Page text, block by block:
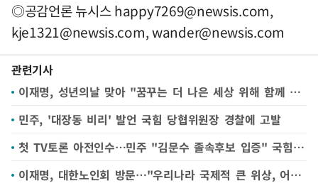
◎공감언론 뉴시스happy7269@newsis.com,
kje1321@newsis.com,wander@newsis.com
관련기사
이재명, 성년의날 맞아 "꿈꾸는 더 나은 세상 위해 함께 싸울 것"
민주, '대장동 비리' 발언 국힘 당협위원장 경찰에 고발
첫 TV토론 아전인수…민주 "김문수 졸속후보 입증" 국힘 "이재명 함량미달 무책임"
이재명, 대한노인회 방문…"우리나라 국제적 큰 위상, 어르신들 역할 있어"